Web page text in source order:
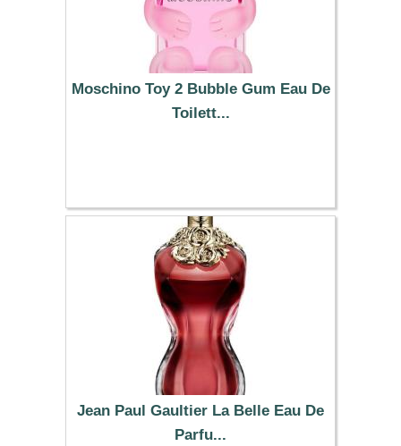
Moschino Toy 2 Bubble Gum Eau De
Toilett...
Jean Paul Gaultier La Belle Eau De
Parfu...